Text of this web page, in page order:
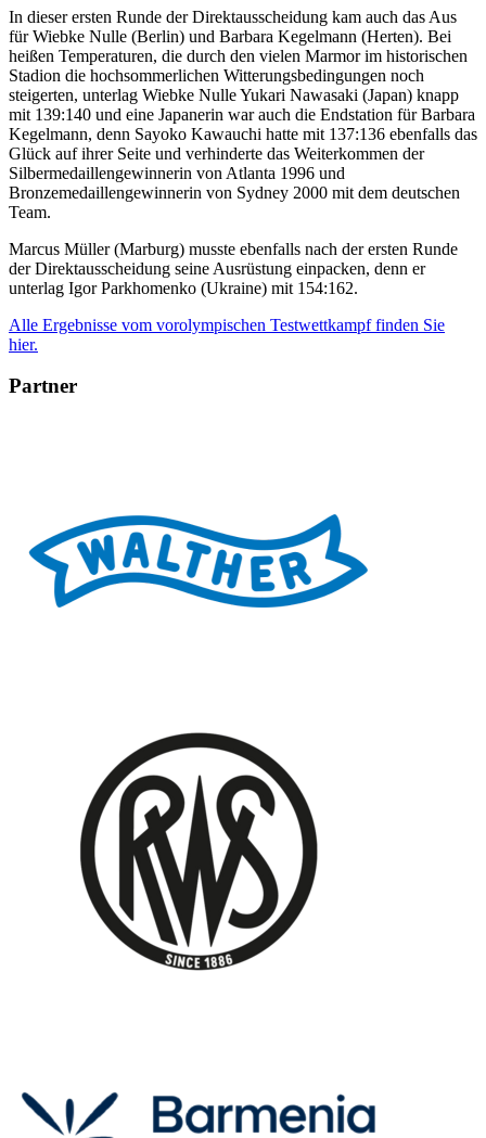
In dieser ersten Runde der Direktausscheidung kam auch das Aus
für Wiebke Nulle (Berlin) und Barbara Kegelmann (Herten). Bei
heißen Temperaturen, die durch den vielen Marmor im historischen
Stadion die hochsommerlichen Witterungsbedingungen noch
steigerten, unterlag Wiebke Nulle Yukari Nawasaki (Japan) knapp
mit 139:140 und eine Japanerin war auch die Endstation für Barbara
Kegelmann, denn Sayoko Kawauchi hatte mit 137:136 ebenfalls das
Glück auf ihrer Seite und verhinderte das Weiterkommen der
Silbermedaillengewinnerin von Atlanta 1996 und
Bronzemedaillengewinnerin von Sydney 2000 mit dem deutschen
Team.
Marcus Müller (Marburg) musste ebenfalls nach der ersten Runde
der Direktausscheidung seine Ausrüstung einpacken, denn er
unterlag Igor Parkhomenko (Ukraine) mit 154:162.
Alle Ergebnisse vom vorolympischen Testwettkampf finden Sie
hier.
Partner